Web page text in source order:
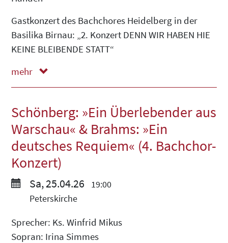
Gastkonzert des Bachchores Heidelberg in der
Basilika Birnau: „2. Konzert DENN WIR HABEN HIE
KEINE BLEIBENDE STATT“
mehr
weniger
Schönberg: »Ein Überlebender aus
Warschau« & Brahms: »Ein
deutsches Requiem« (4. Bachchor-
Konzert)
Sa, 25.04.26
19:00
Peterskirche
Sprecher: Ks. Winfrid Mikus
Sopran: Irina Simmes